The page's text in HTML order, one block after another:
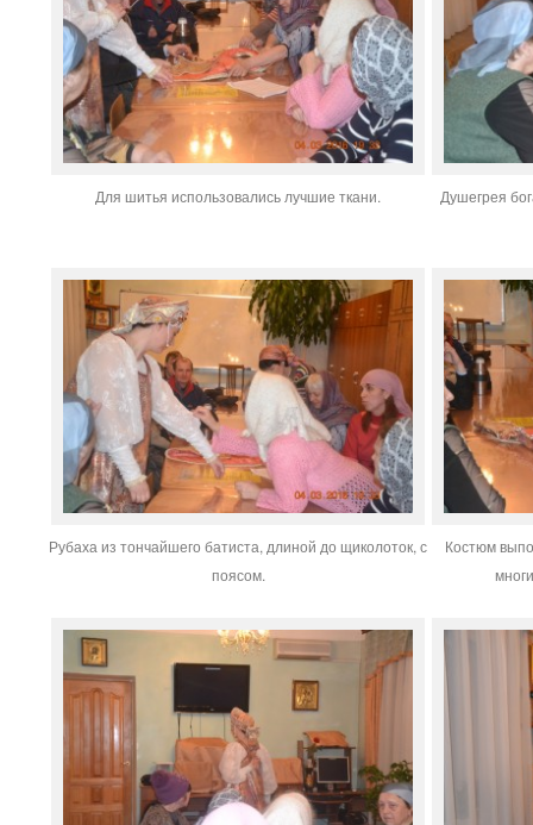
Для шитья использовались лучшие ткани. Душегрея
Рубаха из тончайшего батиста, длиной до щиколоток, с
поясом.
Костюм